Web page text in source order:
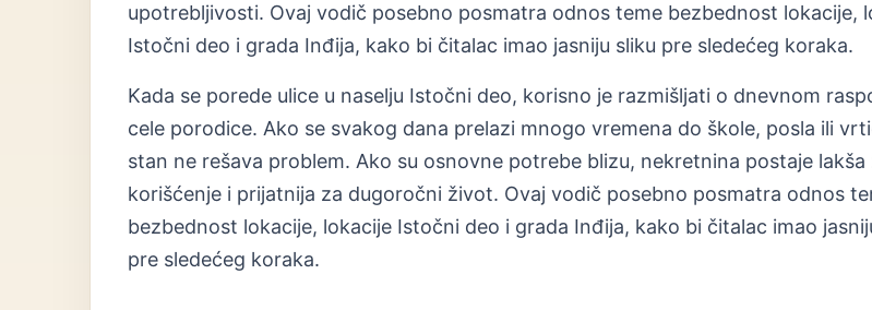
upotrebljivosti. Ovaj vodič posebno posmatra odnos teme bezbednost lokacije,
Istočni deo i grada Inđija, kako bi čitalac imao jasniju sliku pre sledećeg koraka.
Kada se porede ulice u naselju Istočni deo, korisno je razmišljati o dnevnom
cele porodice. Ako se svakog dana prelazi mnogo vremena do škole, posla ili
stan ne rešava problem. Ako su osnovne potrebe blizu, nekretnina postaje lakša
korišćenje i prijatnija za dugoročni život. Ovaj vodič posebno posmatra odnos
bezbednost lokacije, lokacije Istočni deo i grada Inđija, kako bi čitalac imao
pre sledećeg koraka.